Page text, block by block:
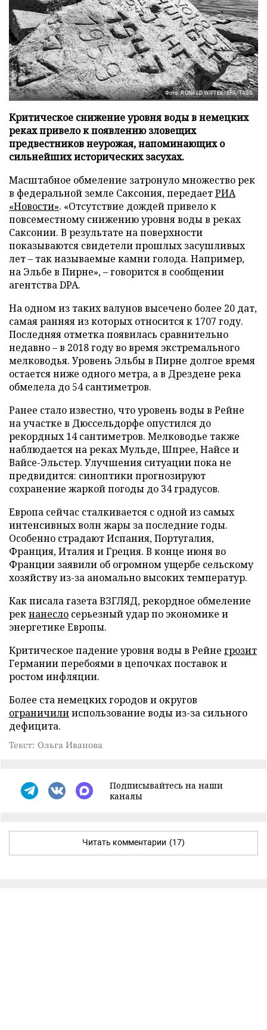
Фото: RONALD WITTEK/EPA/TASS
Критическое снижение уровня воды в немецких
реках привело к появлению зловещих
предвестников неурожая, напоминающих о
сильнейших исторических засухах.
Масштабное обмеление затронуло множество рек
в федеральной земле Саксония, передаетРИА
«Новости». «Отсутствие дождей привело к
повсеместному снижению уровня воды в реках
Саксонии. В результате на поверхности
показываются свидетели прошлых засушливых
лет – так называемые камни голода. Например,
на Эльбе в Пирне», – говорится в сообщении
агентства DPA.
На одном из таких валунов высечено более 20 дат,
самая ранняя из которых относится к 1707 году.
Последняя отметка появилась сравнительно
недавно – в 2018 году во время экстремального
мелководья. Уровень Эльбы в Пирне долгое время
остается ниже одного метра, а в Дрездене река
обмелела до 54 сантиметров.
Ранее стало известно, что уровень воды в Рейне
на участке в Дюссельдорфе опустился до
рекордных 14 сантиметров. Мелководье также
наблюдается на реках Мульде, Шпрее, Найсе и
Вайсе-Эльстер. Улучшения ситуации пока не
предвидится: синоптики прогнозируют
сохранение жаркой погоды до 34 градусов.
Европа сейчас сталкивается с одной из самых
интенсивных волн жары за последние годы.
Особенно страдают Испания, Португалия,
Франция, Италия и Греция. В конце июня во
Франции заявили об огромном ущербе сельскому
хозяйству из-за аномально высоких температур.
Как писала газета ВЗГЛЯД, рекордное обмеление
рекнанесло серьезный удар по экономике и
энергетике Европы.
Критическое падение уровня воды в Рейне грозит
Германии перебоями в цепочках поставок и
ростом инфляции.
Более ста немецких городов и округов
ограничилииспользование воды из-за сильного
дефицита.
Текст: Ольга Иванова
Подписывайтесь на наши
каналы
Читать комментарии (17)